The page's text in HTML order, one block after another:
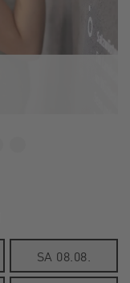
SA 08.08.